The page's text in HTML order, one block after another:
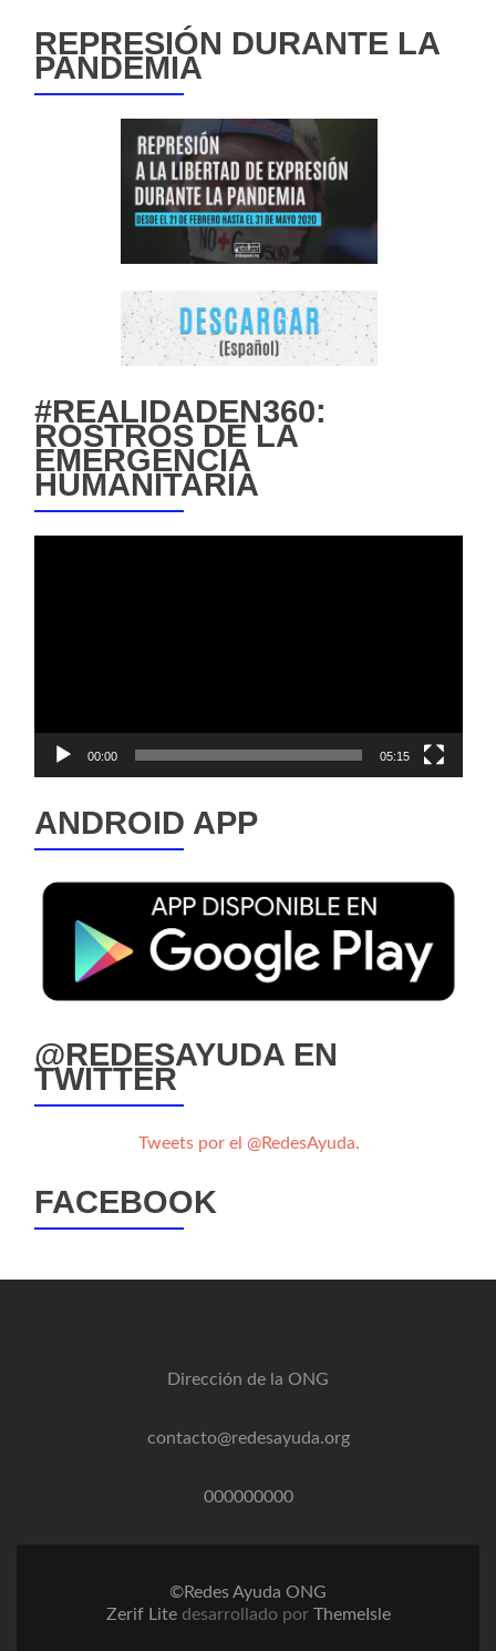
REPRESIÓN DURANTE LA
PANDEMIA
#REALIDADEN360:
ROSTROS DE LA
EMERGENCIA
HUMANITARIA
00:00 05:15
ANDROID APP
@REDESAYUDA EN
TWITTER
Tweets por el @RedesAyuda.
FACEBOOK
Dirección de la ONG
contacto@redesayuda.org
000000000
©Redes Ayuda ONG
Zerif Lite desarrollado por ThemeIsle